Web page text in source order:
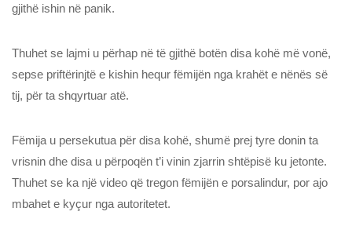
gjithë ishin në panik.
Thuhet se lajmi u përhap në të gjithë botën disa kohë më vonë,
sepse priftërinjtë e kishin hequr fëmijën nga krahët e nënës së
tij, për ta shqyrtuar atë.
Fëmija u persekutua për disa kohë, shumë prej tyre donin ta
vrisnin dhe disa u përpoqën t’i vinin zjarrin shtëpisë ku jetonte.
Thuhet se ka një video që tregon fëmijën e porsalindur, por ajo
mbahet e kyçur nga autoritetet.